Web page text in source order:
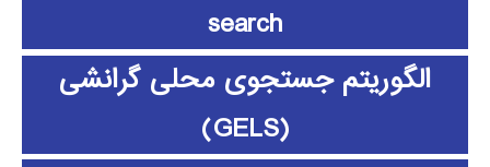
search
الگوریتم جستجوی محلی گرانشی
(GELS)